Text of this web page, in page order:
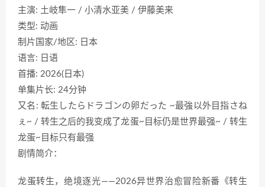
主演: 土岐隼一 / 小清水亚美 / 伊藤美来
类型: 动画
制片国家/地区: 日本
语言: 日语
首播: 2026(日本)
单集片长: 24分钟
又名: 転生したらドラゴンの卵だった ~最強以外目指さね
ぇ~ / 转生之后的我变成了龙蛋~目标仍是世界最强~ / 转生
龙蛋~目标只有最强
剧情简介：
龙蛋转生，绝境逐光——2026异世界治愈冒险新番《转生